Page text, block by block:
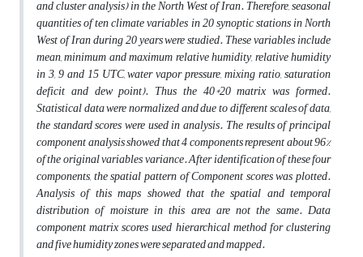
and cluster analysis) in the North West of Iran. Therefore, seasonal
quantities of ten climate variables in 20 synoptic stations in North
West of Iran during 20 years were studied. These variables include
mean, minimum and maximum relative humidity, relative humidity
in 3, 9 and 15 UTC, water vapor pressure, mixing ratio, saturation
deficit and dew point). Thus the 40*20 matrix was formed.
Statistical data were normalized and due to different scales of data,
the standard scores were used in analysis.The results of principal
component analysis showed that 4 components represent about 96%
of the original variables variance. After identification of these four
components, the spatial pattern of Component scores was plotted.
Analysis of this maps showed that the spatial and temporal
distribution of moisture in this area are not the same. Data
component matrix scores used hierarchical method for clustering
and five humidity zones were separated and mapped.